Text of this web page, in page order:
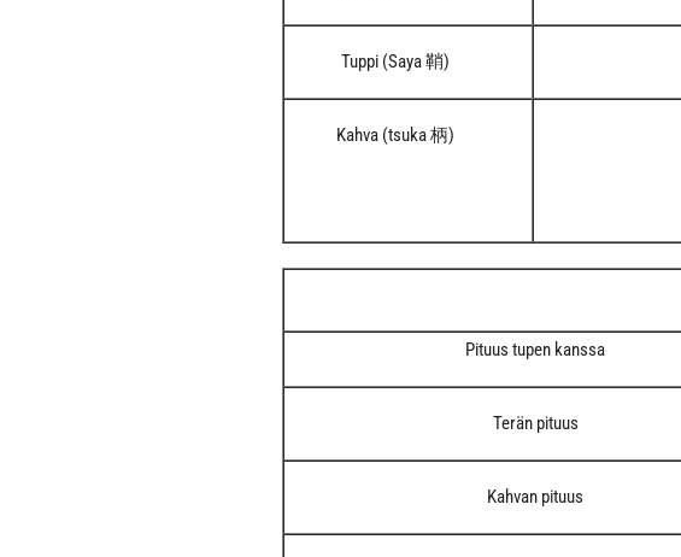
Tuppi (Saya 鞘)
Kahva (tsuka 柄)
Pituus tupen kanssa
Terän pituus
Kahvan pituus